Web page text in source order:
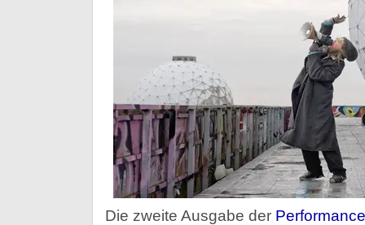
Die zweite Ausgabe der